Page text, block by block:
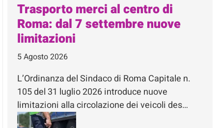
Trasporto merci al centro di
Roma: dal 7 settembre nuove
limitazioni
5 Agosto 2026
L’Ordinanza del Sindaco di Roma Capitale n.
105 del 31 luglio 2026 introduce nuove
limitazioni alla circolazione dei veicoli des…